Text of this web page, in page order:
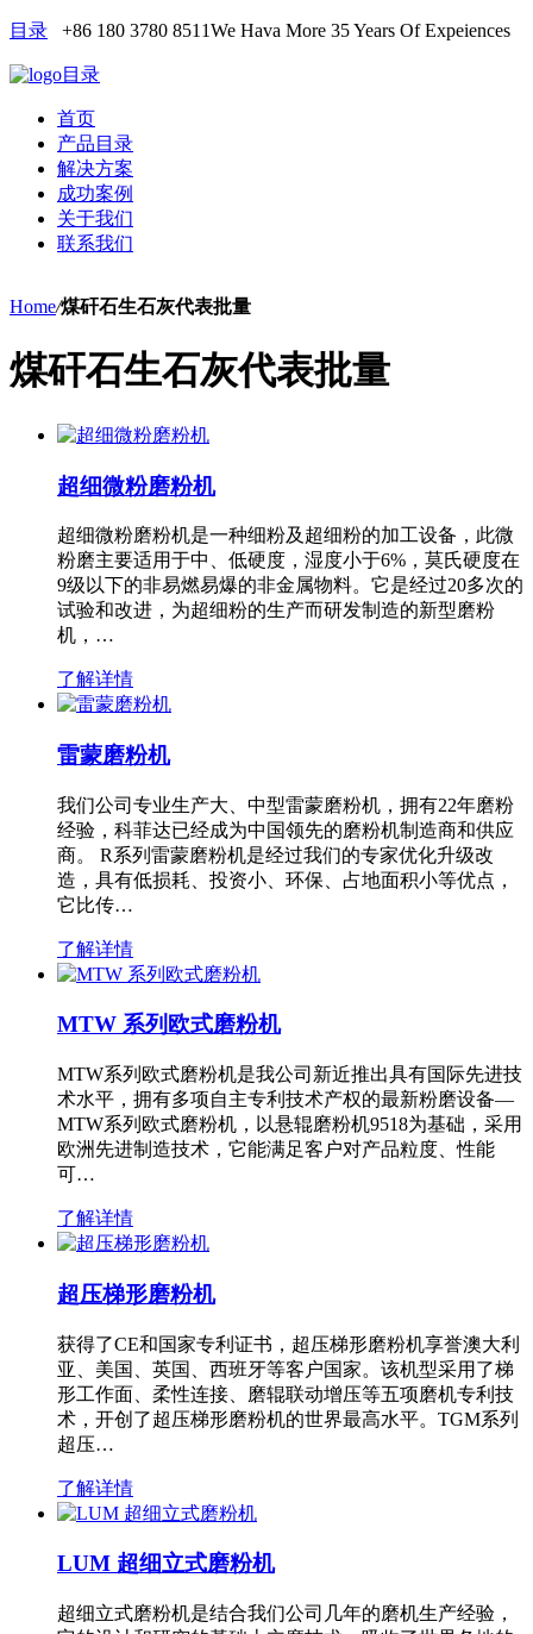
目录 +86 180 3780 8511We Hava More 35 Years Of Expeiences
目录
首页
产品目录
解决方案
成功案例
关于我们
联系我们
Home/煤矸石生石灰代表批量
煤矸石生石灰代表批量
超细微粉磨粉机
超细微粉磨粉机是一种细粉及超细粉的加工设备，此微
粉磨主要适用于中、低硬度，湿度小于6%，莫氏硬度在
9级以下的非易燃易爆的非金属物料。它是经过20多次的
试验和改进，为超细粉的生产而研发制造的新型磨粉
机，…
了解详情
雷蒙磨粉机
我们公司专业生产大、中型雷蒙磨粉机，拥有22年磨粉
经验，科菲达已经成为中国领先的磨粉机制造商和供应
商。 R系列雷蒙磨粉机是经过我们的专家优化升级改
造，具有低损耗、投资小、环保、占地面积小等优点，
它比传…
了解详情
MTW 系列欧式磨粉机
MTW系列欧式磨粉机是我公司新近推出具有国际先进技
术水平，拥有多项自主专利技术产权的最新粉磨设备—
MTW系列欧式磨粉机，以悬辊磨粉机9518为基础，采用
欧洲先进制造技术，它能满足客户对产品粒度、性能
可…
了解详情
超压梯形磨粉机
获得了CE和国家专利证书，超压梯形磨粉机享誉澳大利
亚、美国、英国、西班牙等客户国家。该机型采用了梯
形工作面、柔性连接、磨辊联动增压等五项磨机专利技
术，开创了超压梯形磨粉机的世界最高水平。TGM系列
超压…
了解详情
LUM 超细立式磨粉机
超细立式磨粉机是结合我们公司几年的磨机生产经验，